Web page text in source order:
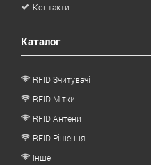
Контакти
Каталог
RFID Зчитувачі
RFID Мітки
RFID Антени
RFID Рішення
Інше